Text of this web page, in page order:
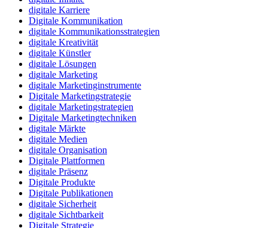
digitale Karriere
Digitale Kommunikation
digitale Kommunikationsstrategien
digitale Kreativität
digitale Künstler
digitale Lösungen
digitale Marketing
digitale Marketinginstrumente
Digitale Marketingstrategie
digitale Marketingstrategien
Digitale Marketingtechniken
digitale Märkte
digitale Medien
digitale Organisation
Digitale Plattformen
digitale Präsenz
Digitale Produkte
Digitale Publikationen
digitale Sicherheit
digitale Sichtbarkeit
Digitale Strategie